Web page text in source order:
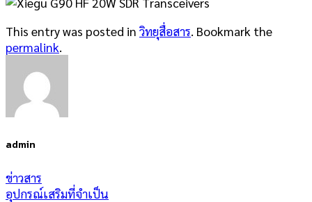
This entry was posted in วิทยุสื่อสาร. Bookmark the
permalink.
admin
ข่าวสาร
อุปกรณ์เสริมที่จำเป็น